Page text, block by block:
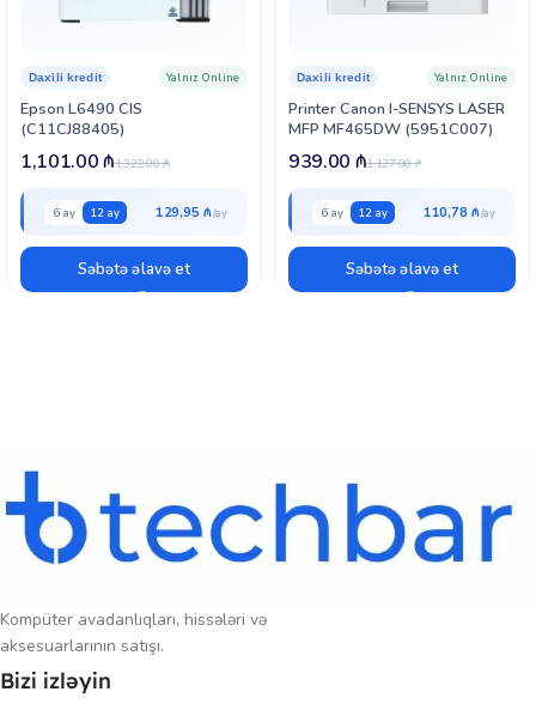
Epson L6490 CIS
(C11CJ88405)
Daxili kredit Yalnız Online
1,322.00₼
1,101.00₼
6 ay 12 ay 129,95 ₼
Səbətə əlavə et
Printer Canon I-SENSYS LASER
MFP MF465DW (5951C007)
Daxili kredit Yalnız Online
1,127.00₼
939.00 ₼
6 ay 12 ay 110,78 ₼
Səbətə əlavə et
Kompüter avadanlıqları, hissələri və
aksesuarlarının satışı.
Bizi izləyin